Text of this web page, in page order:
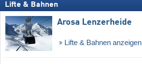
Lifte & Bahnen
Arosa Lenzerheide
Lifte & Bahnen anzeigen